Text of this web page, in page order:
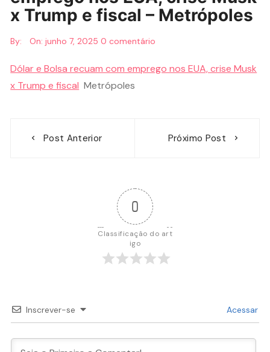
x Trump e fiscal – Metrópoles
By: On:junho 7, 2025 0 comentário
Dólar e Bolsa recuam com emprego nos EUA, crise Musk
x Trump e fiscal Metrópoles
Post Anterior Próximo Post
0
Classificação do art
igo
Inscrever-se Acessar